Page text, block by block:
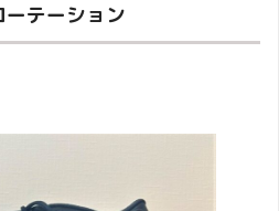
テーション